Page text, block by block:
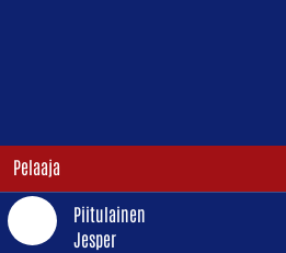
Pelaaja
Piitulainen
Jesper